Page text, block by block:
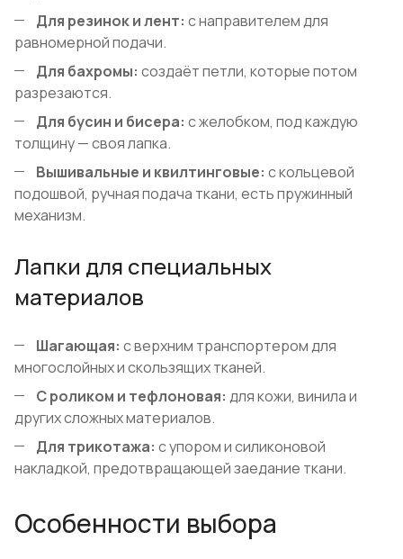
Для резинок и лент: с направителем для
равномерной подачи.
Для бахромы: создаёт петли, которые потом
разрезаются.
Для бусин и бисера: с желобком, под каждую
толщину — своя лапка.
Вышивальные и квилтинговые: с кольцевой
подошвой, ручная подача ткани, есть пружинный
механизм.
Лапки для специальных
материалов
Шагающая: с верхним транспортером для
многослойных и скользящих тканей.
С роликом и тефлоновая: для кожи, винила и
других сложных материалов.
Для трикотажа: с упором и силиконовой
накладкой, предотвращающей заедание ткани.
Особенности выбора